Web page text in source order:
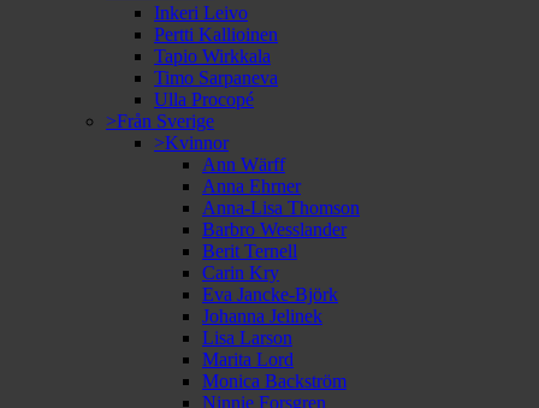
Inkeri Leivo
Pertti Kallioinen
Tapio Wirkkala
Timo Sarpaneva
Ulla Procopé
>Från Sverige
>Kvinnor
Ann Wärff
Anna Ehrner
Anna-Lisa Thomson
Barbro Wesslander
Berit Ternell
Carin Kry
Eva Jancke-Björk
Johanna Jelinek
Lisa Larson
Marita Lord
Monica Backström
Ninnie Forsgren